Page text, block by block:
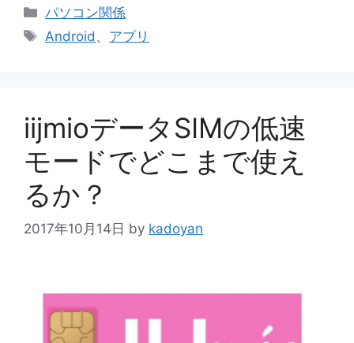
カ
テ
パソコン関係
タ
Android 、 アプリ
iijmioデータSIMの低速
モードでどこまで使え
るか？
2017年10月14日 by kadoyan